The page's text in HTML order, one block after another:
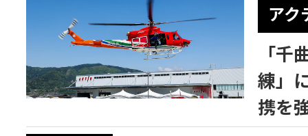
アク
「
練」
携を